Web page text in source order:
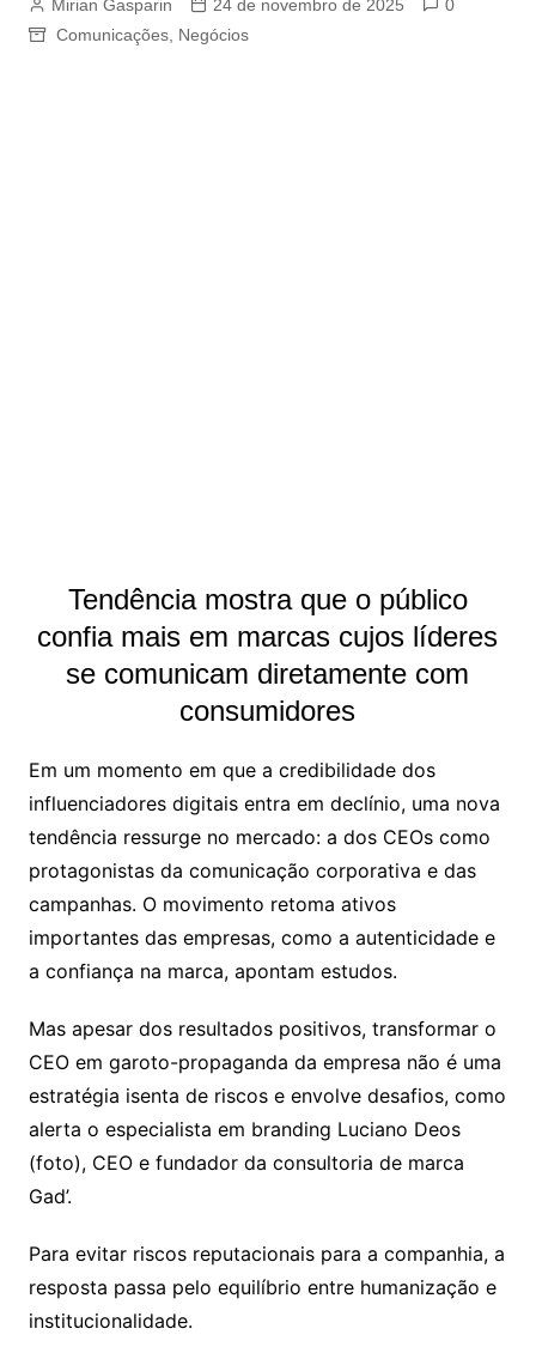
Mirian Gasparin 24 de novembro de 2025
0
Comunicações, Negócios
Tendência mostra que o público
confia mais em marcas cujos líderes
se comunicam diretamente com
consumidores
Em um momento em que a credibilidade dos
influenciadores digitais entra em declínio, uma nova
tendência ressurge no mercado: a dos CEOs como
protagonistas da comunicação corporativa e das
campanhas. O movimento retoma ativos
importantes das empresas, como a autenticidade e
a confiança na marca, apontam estudos.
Mas apesar dos resultados positivos, transformar o
CEO em garoto-propaganda da empresa não é uma
estratégia isenta de riscos e envolve desafios, como
alerta o especialista em branding Luciano Deos
(foto), CEO e fundador da consultoria de marca
Gad’.
Para evitar riscos reputacionais para a companhia, a
resposta passa pelo equilíbrio entre humanização e
institucionalidade.